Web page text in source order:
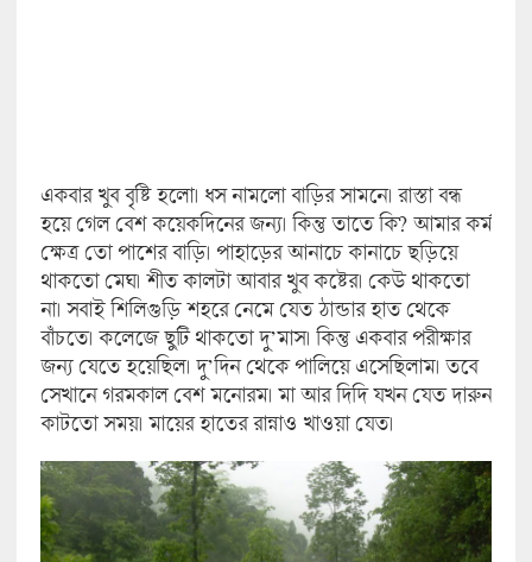
একবার খুব বৃষ্টি হলো। ধস নামলো বাড়ির সামনে। রাস্তা বন্ধ
হয়ে গেল বেশ কয়েকদিনের জন্য। কিন্তু তাতে কি? আমার কর্ম
ক্ষেত্র তো পাশের বাড়ি। পাহাড়ের আনাচে কানাচে ছড়িয়ে
থাকতো মেঘ। শীত কালটা আবার খুব কষ্টের। কেউ থাকতো
না। সবাই শিলিগুড়ি শহরে নেমে যেত ঠান্ডার হাত থেকে
বাঁচতে। কলেজে ছুটি থাকতো দু’মাস। কিন্তু একবার পরীক্ষার
জন্য যেতে হয়েছিল। দু’দিন থেকে পালিয়ে এসেছিলাম। তবে
সেখানে গরমকাল বেশ মনোরম। মা আর দিদি যখন যেত দারুন
কাটতো সময়। মায়ের হাতের রান্নাও খাওয়া যেত।